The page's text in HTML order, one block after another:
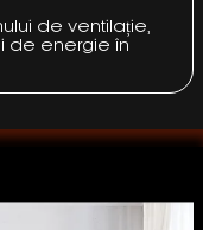
de ventilație,
de energie în